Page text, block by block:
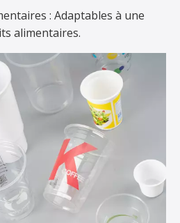
: Adaptables à une
alimentaires.